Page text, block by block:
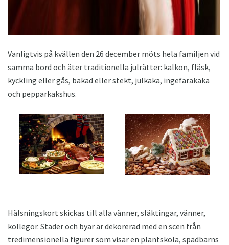
Vanligtvis på kvällen den 26 december möts hela familjen vid
samma bord och äter traditionella julrätter: kalkon, fläsk,
kyckling eller gås, bakad eller stekt, julkaka, ingefärakaka
och pepparkakshus.
Hälsningskort skickas till alla vänner, släktingar, vänner,
kollegor. Städer och byar är dekorerad med en scen från
tredimensionella figurer som visar en plantskola, spädbarns